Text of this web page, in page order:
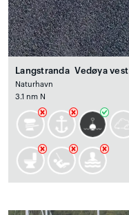
Langstranda Vedøya vest
Naturhavn
3.1 nm N